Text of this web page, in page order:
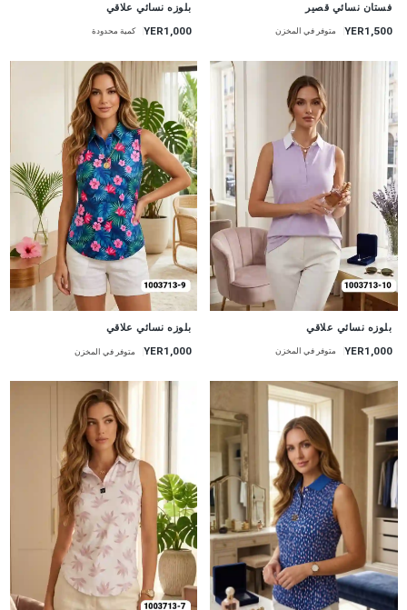
فستان نسائي قصير
YER1,500 متوفر في المخزن
بلوزه نسائي علاقي
YER1,000 كمية محدودة
بلوزه نسائي علاقي
YER1,000 متوفر في المخزن
بلوزه نسائي علاقي
YER1,000 متوفر في المخزن